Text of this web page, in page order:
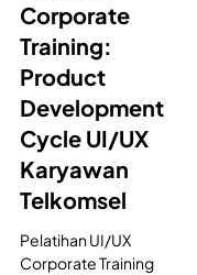
Corporate
Training:
Product
Development
Cycle UI/UX
Karyawan
Telkomsel
Pelatihan UI/UX
Corporate Training